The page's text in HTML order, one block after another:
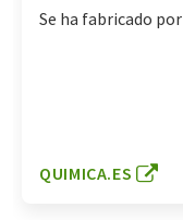
Se ha fabricado
QUIMICA.ES